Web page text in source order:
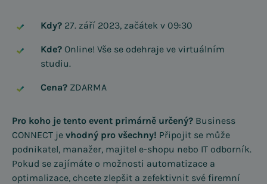
Kdy? 27. září 2023, začátek v 09:30
Kde? Online! Vše se odehraje ve virtuálním
studiu.
Cena? ZDARMA
Pro koho je tento event primárně určený? Business
CONNECT je vhodný pro všechny! Připojit se může
podnikatel, manažer, majitel e-shopu nebo IT odborník.
Pokud se zajímáte o možnosti automatizace a
optimalizace, chcete zlepšit a zefektivnit své firemní